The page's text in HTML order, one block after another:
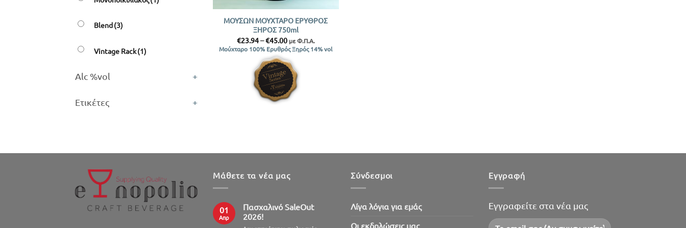
Blend(3)
Vintage Rack(1)
Alc %vol +
Ετικέτες +
ΜΟΥΣΩΝ ΜΟΥΧΤΑΡΟ ΕΡΥΘΡΟΣ
ΞΗΡΟΣ 750ml
€23.94–€45.00Price
range:
€23.94
through
€45.00
με Φ.Π.Α.
Μούχταρο 100% Ερυθρός Ξηρός 14% vol
Μάθετε τα νέα μας
01
Απρ
Πασχαλινό SaleOut
2026!
Σύνδεσμοι
Λίγα λόγια για εμάς
Oι εκδηλώσεις μας
Εγγραφή
Εγγραφείτε στα νέα μας